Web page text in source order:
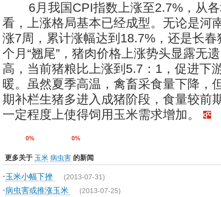
6月我国CPI指数上涨至2.7%，从
看，上涨格局基本已经成型。无论是河
涨7周，累计涨幅达到18.7%，还是长
个月“翘尾”，猪肉价格上涨势头显露无
高，当前猪粮比上涨到5.7：1，促进下
暖。虽然夏季高温，禽畜采食量下降，
期补栏生猪多进入成猪阶段，食量较前
一定程度上使得饲用玉米需求增加。
0% 0%
更多关于 玉米 病虫害 的新闻
·玉米小幅下挫 (2013-07-31)
·病虫害或推涨玉米 (2013-07-25)